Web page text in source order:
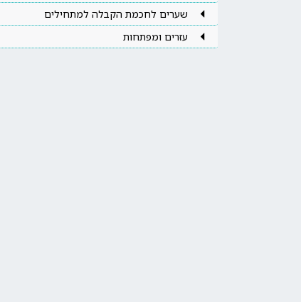
שערים לחכמת הקבלה למתחילים
עזרים ומפתחות